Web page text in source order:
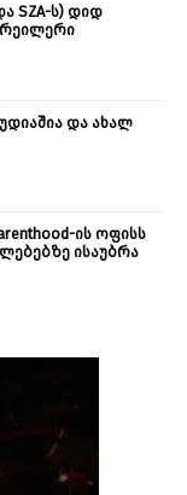
SZA-ს) დიდ
და ახალ
ის ოფისს
ისაუბრა